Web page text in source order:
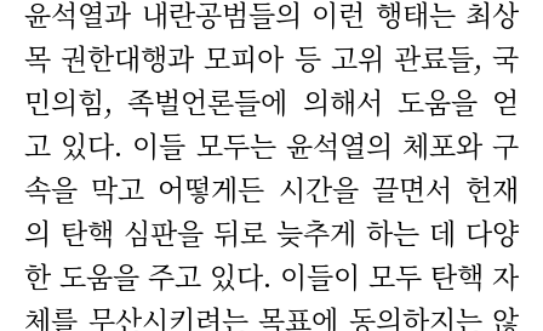
윤석열과 내란공범들의 이런 행태는 최상
목 권한대행과 모피아 등 고위 관료들, 국
민의힘, 족벌언론들에 의해서 도움을 얻
고 있다. 이들 모두는 윤석열의 체포와 구
속을 막고 어떻게든 시간을 끌면서 헌재
의 탄핵 심판을 뒤로 늦추게 하는 데 다양
한 도움을 주고 있다. 이들이 모두 탄핵 자
체를 무산시키려는 목표에 동의하지는 않